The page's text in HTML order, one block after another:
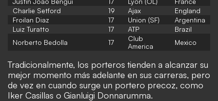
Charlie Setford
19 Ajax
England
Froilan Diaz
17 Union (SF)
Argentina
Luiz Turatto
17 ATP
Brazil
Norberto Bedolla
17
Club
America
Mexico
Tradicionalmente, los porteros tienden a alcanzar su
mejor momento más adelante en sus carreras, pero
de vez en cuando surge un portero precoz, como
Iker Casillas o Gianluigi Donnarumma.